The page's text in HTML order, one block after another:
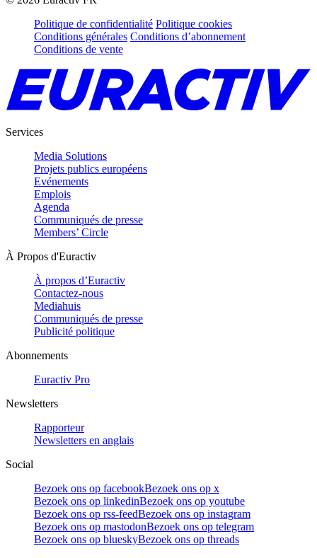
Politique de confidentialité Politique cookies
Conditions générales Conditions d’abonnement
Conditions de vente
Services
Media Solutions
Projets publics européens
Evénements
Emplois
Agenda
Communiqués de presse
Members’ Circle
À Propos d'Euractiv
À propos d’Euractiv
Contactez-nous
Mediahuis
Communiqués de presse
Publicité politique
Abonnements
Euractiv Pro
Newsletters
Rapporteur
Newsletters en anglais
Social
Bezoek ons op facebookBezoek ons op x
Bezoek ons op linkedinBezoek ons op youtube
Bezoek ons op rss-feedBezoek ons op instagram
Bezoek ons op mastodonBezoek ons op telegram
Bezoek ons op blueskyBezoek ons op threads